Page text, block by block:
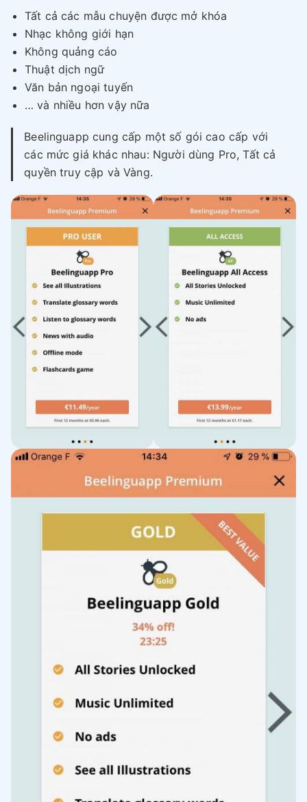
Tất cả các mẫu chuyện được mở khóa
Nhạc không giới hạn
Không quảng cáo
Thuật dịch ngữ
Văn bản ngoại tuyến
… và nhiều hơn vậy nữa
Beelinguapp cung cấp một số gói cao cấp với
các mức giá khác nhau: Người dùng Pro, Tất cả
quyền truy cập và Vàng.